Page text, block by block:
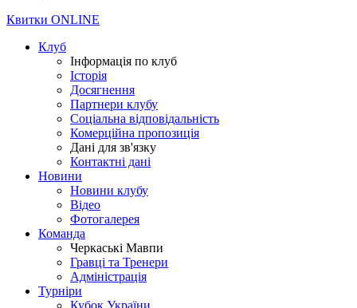
Квитки ONLINE
Клуб
Інформація по клуб
Історія
Досягнення
Партнери клубу
Соціальна відповідальність
Комерційна пропозиція
Дані для зв'язку
Контактні дані
Новини
Новини клубу
Відео
Фотогалерея
Команда
Черкаські Мавпи
Гравці та Тренери
Адміністрація
Турніри
Кубок України